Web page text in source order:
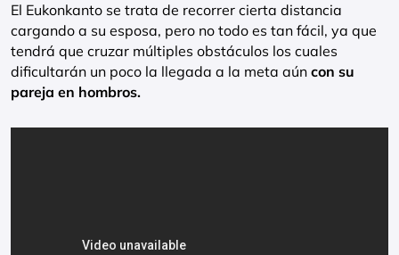
El Eukonkanto se trata de recorrer cierta distancia
cargando a su esposa, pero no todo es tan fácil, ya que
tendrá que cruzar múltiples obstáculos los cuales
dificultarán un poco la llegada a la meta aún con su
pareja en hombros.